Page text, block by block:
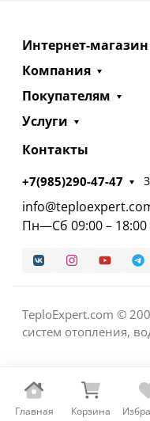
Главная Корзина
Интернет-магазин
Компания
Покупателям
Услуги
Контакты
+7(985)290-47-47
Пн—Сб 09:00 – 18:00
TeploExpert.com ©
систем отопления,